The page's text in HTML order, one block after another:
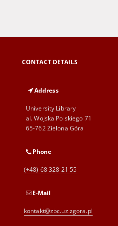
CONTACT DETAILS
Address
University Library
al. Wojska Polskiego 71
65-762 Zielona Góra
Phone
(+48) 68 328 21 55
E-Mail
kontakt@zbc.uz.zgora.pl